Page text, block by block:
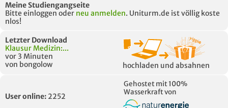
Meine Studiengangseite
Bitte einloggen oder neu anmelden. Uniturm.de ist völlig koste
nlos!
Letzter Download
Klausur Medizin:...
vor 3 Minuten
von bongolow
hochladen und absahnen
User online: 2252
Gehostet mit 100%
Wasserkraft von